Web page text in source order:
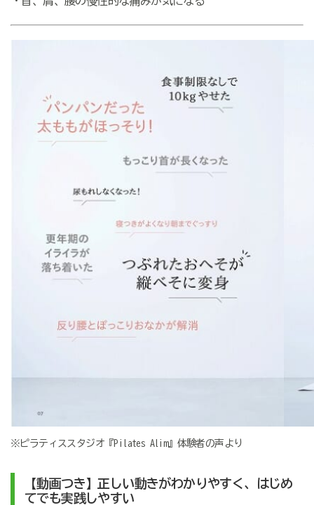
※ピラティススタジオ『Pilates Alim』体験者の声より
【動画つき】正しい動きがわかりやすく、はじめ
てでも実践しやすい